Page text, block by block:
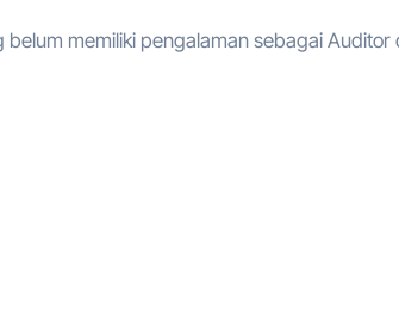
memiliki pengalaman sebagai Auditor